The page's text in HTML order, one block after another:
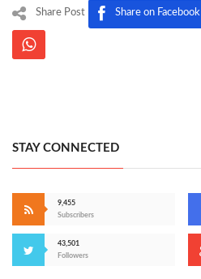
Share Post Share on Facebook
STAY CONNECTED
9,455
Subscribers
43,501
Followers